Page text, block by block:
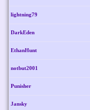
lightning79
DarkEden
EthanHunt
notbut2001
Punisher
Jansky